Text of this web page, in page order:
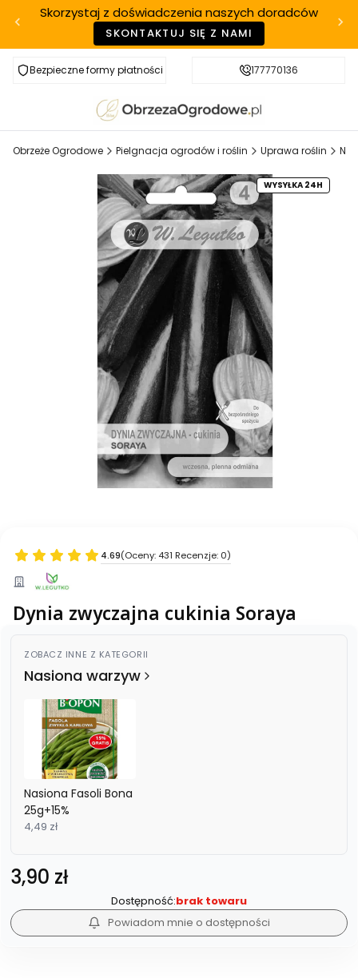
Skorzystaj z doświadczenia naszych doradców
SKONTAKTUJ SIĘ Z NAMI
Bezpieczne formy płatności Szybka realizacja
177770136
Obrzeże Ogrodowe Pielgnacja ogrodów i roślin Uprawa roślin
WYSYŁKA 24H
4.69(Oceny: 431 Recenzje: 0)
Dynia zwyczajna cukinia Soraya
ZOBACZ INNE Z KATEGORII
Nasiona warzyw
Nasiona Fasoli Bona
25g+15%
4,49 zł
Cena
3,90 zł
Dostępność:brak towaru
Powiadom mnie o dostępności